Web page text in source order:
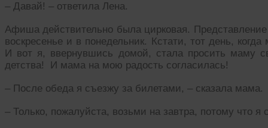
– Давай! – ответила Лена.
Афиша действительно была цирковая.
воскресенье и в понедельник. Кстати, тот день,
И вот я, ввернувшись домой, стала просить маму
детства! И мама на мою радость согласилась!
– После обеда я съезжу за билетами, – сказала мама.
– Только, пожалуйста, возьми на завтра, потому что я